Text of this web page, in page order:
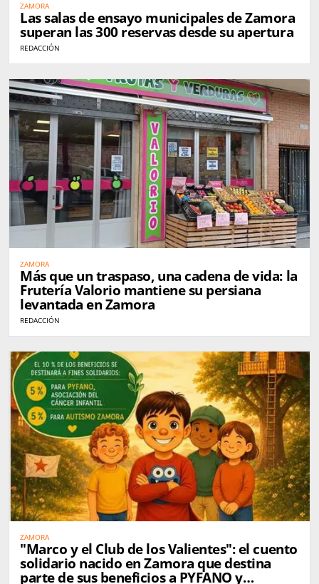
ZAMORA
Las salas de ensayo municipales de Zamora
superan las 300 reservas desde su apertura
REDACCIÓN
ZAMORA
Más que un traspaso, una cadena de vida: la
Frutería Valorio mantiene su persiana
levantada en Zamora
REDACCIÓN
ZAMORA
"Marco y el Club de los Valientes": el cuento
solidario nacido en Zamora que destina
parte de sus beneficios a PYFANO y